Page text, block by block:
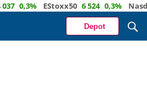
0,3% EStoxx50 6 524 0,3% Nasdaq
Depot